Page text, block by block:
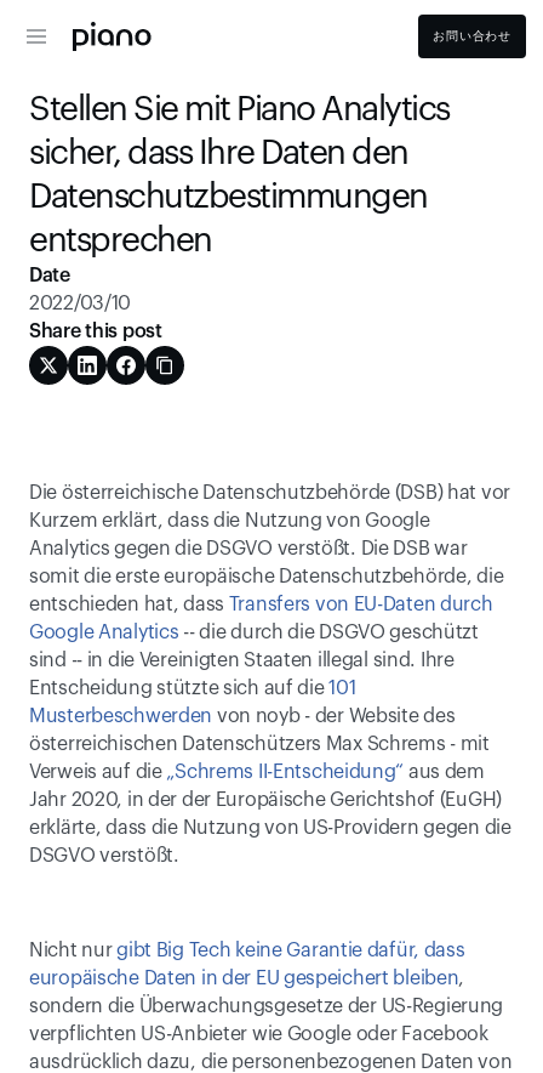
お問い合わせ
Stellen Sie mit Piano Analytics
sicher, dass Ihre Daten den
Datenschutzbestimmungen
entsprechen
Die österreichische Datenschutzbehörde (DSB) hat vor
Kurzem erklärt, dass die Nutzung von Google
Analytics gegen die DSGVO verstößt. Die DSB war
somit die erste europäische Datenschutzbehörde, die
entschieden hat, dass Transfers von EU-Daten durch
Google Analytics -- die durch die DSGVO geschützt
sind -- in die Vereinigten Staaten illegal sind. Ihre
Entscheidung stützte sich auf die 101
Musterbeschwerden von noyb - der Website des
österreichischen Datenschützers Max Schrems - mit
Verweis auf die „Schrems II-Entscheidung“ aus dem
Jahr 2020, in der der Europäische Gerichtshof (EuGH)
erklärte, dass die Nutzung von US-Providern gegen die
DSGVO verstößt.
Nicht nur gibt Big Tech keine Garantie dafür, dass
europäische Daten in der EU gespeichert bleiben,
sondern die Überwachungsgesetze der US-Regierung
verpflichten US-Anbieter wie Google oder Facebook
ausdrücklich dazu, die personenbezogenen Daten von
Date
2022/03/10
Share this post